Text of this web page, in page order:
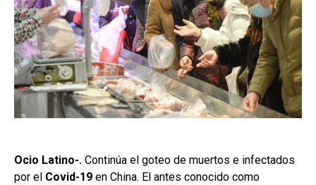
Ocio Latino-. Continúa el goteo de muertos e infectados
por el Covid-19 en China. El antes conocido como